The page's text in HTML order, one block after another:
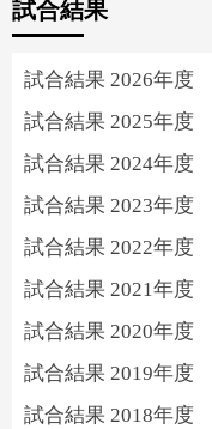
試合結果
試合結果 2026年度
試合結果 2025年度
試合結果 2024年度
試合結果 2023年度
試合結果 2022年度
試合結果 2021年度
試合結果 2020年度
試合結果 2019年度
試合結果 2018年度